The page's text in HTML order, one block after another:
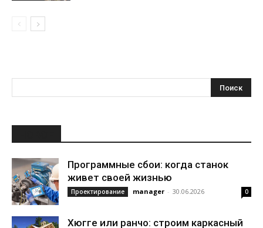
Программные сбои: когда станок
живет своей жизнью
Проектирование manager - 30.06.2026 0
Хюгге или ранчо: строим каркасный